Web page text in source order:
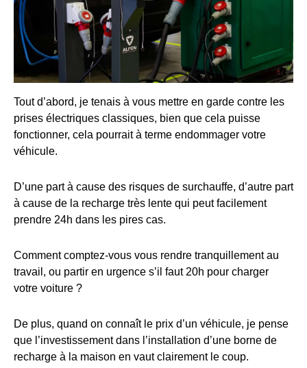
Tout d’abord, je tenais à vous mettre en garde contre les
prises électriques classiques, bien que cela puisse
fonctionner, cela pourrait à terme endommager votre
véhicule.
D’une part à cause des risques de surchauffe, d’autre part
à cause de la recharge très lente qui peut facilement
prendre 24h dans les pires cas.
Comment comptez-vous vous rendre tranquillement au
travail, ou partir en urgence s’il faut 20h pour charger
votre voiture ?
De plus, quand on connaît le prix d’un véhicule, je pense
que l’investissement dans l’installation d’une borne de
recharge à la maison en vaut clairement le coup.